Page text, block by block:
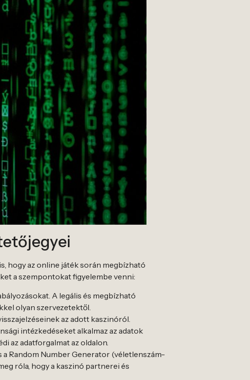
hogy az online játék során megbízható
a szempontokat figyelembe venni:
A legális és megbízható
olyan szervezetektől.
az adott kaszinóról.
intézkedéseket alkalmaz az adatok
az adatforgalmat az oldalon.
Random Number Generator (véletlenszám-
róla, hogy a kaszinó partnerei és